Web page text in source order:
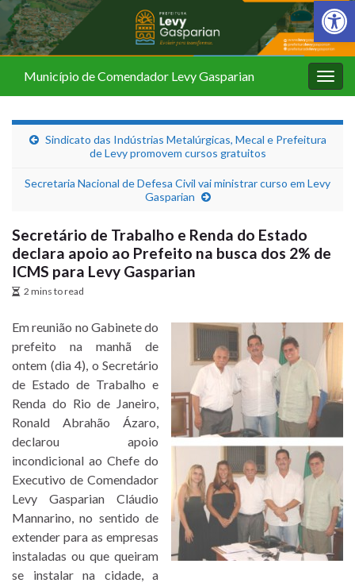
Barra de
Município de Comendador Levy Gasparian
Sindicato das Indústrias Metalúrgicas, Mecal e Prefeitura
de Levy promovem cursos gratuitos
Secretaria Nacional de Defesa Civil vai ministrar curso em Levy
Gasparian
Secretário de Trabalho e Renda do Estado
declara apoio ao Prefeito na busca dos 2% de
ICMS para Levy Gasparian
2 mins to read
Em reunião no Gabinete do
prefeito na manhã de
ontem (dia 4), o Secretário
de Estado de Trabalho e
Renda do Rio de Janeiro,
Ronald Abrahão Ázaro,
declarou apoio
incondicional ao Chefe do
Executivo de Comendador
Levy Gasparian Cláudio
Mannarino, no sentido de
extender para as empresas
instaladas ou que queiram
se instalar na cidade, a